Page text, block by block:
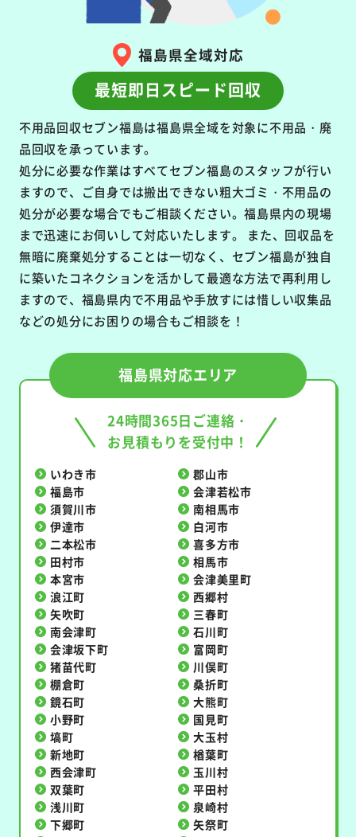
福島県全域対応
最短即日スピード回収
不用品回収セブン福島は福島県全域を対象に不用品・廃
品回収を承っています。
処分に必要な作業はすべてセブン福島のスタッフが行い
ますので、ご自身では搬出できない粗大ゴミ・不用品の
処分が必要な場合でもご相談ください。福島県内の現場
まで迅速にお伺いして対応いたします。 また、回収品を
無暗に廃棄処分することは一切なく、セブン福島が独自
に築いたコネクションを活かして最適な方法で再利用し
ますので、福島県内で不用品や手放すには惜しい収集品
などの処分にお困りの場合もご相談を！
福島県対応エリア
24時間365日ご連絡・
お見積もりを受付中！
いわき市
郡山市
福島市
会津若松市
須賀川市
南相馬市
伊達市
白河市
二本松市
喜多方市
田村市
相馬市
本宮市
会津美里町
浪江町
西郷村
矢吹町
三春町
南会津町
石川町
会津坂下町
富岡町
猪苗代町
川俣町
棚倉町
桑折町
鏡石町
大熊町
小野町
国見町
塙町
大玉村
新地町
楢葉町
西会津町
玉川村
双葉町
平田村
浅川町
泉崎村
下郷町
矢祭町